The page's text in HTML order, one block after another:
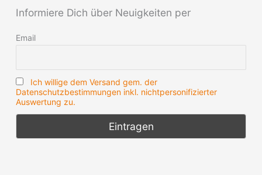
Informiere Dich über Neuigkeiten per
Email
Ich willige dem Versand gem. der
Datenschutzbestimmungen inkl. nichtpersonifizierter
Auswertung zu.